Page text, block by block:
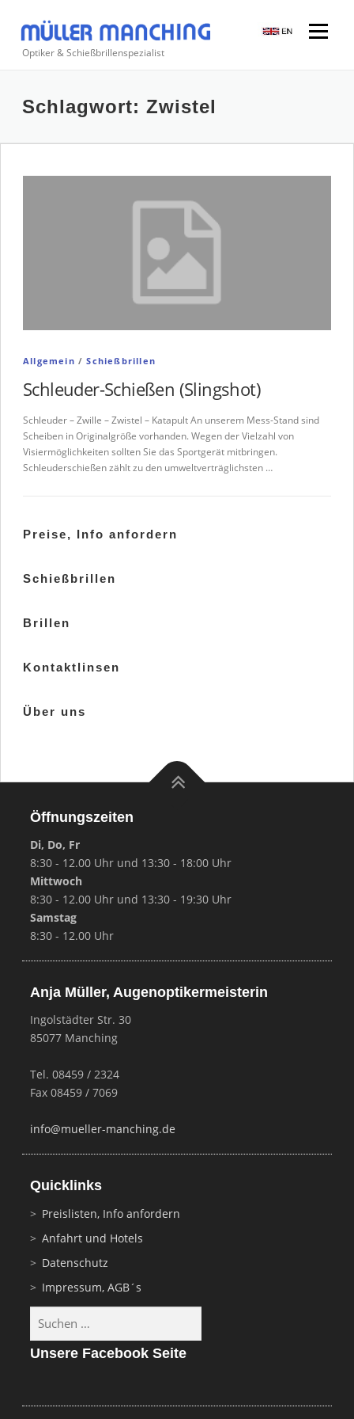
Inhalt
springen
Optiker & Schießbrillenspezialist
Menü
Schlagwort: Zwistel
Allgemein /Schießbrillen
Schleuder-Schießen (Slingshot)
Schleuder – Zwille – Zwistel – Katapult An unserem Mess-Stand sind
Scheiben in Originalgröße vorhanden. Wegen der Vielzahl von
Visiermöglichkeiten sollten Sie das Sportgerät mitbringen.
Schleuderschießen zählt zu den umweltverträglichsten …
Preise, Info anfordern
Schießbrillen
Brillen
Kontaktlinsen
Über uns
Öffnungszeiten
Di, Do, Fr
8:30 - 12.00 Uhr und 13:30 - 18:00 Uhr
Mittwoch
8:30 - 12.00 Uhr und 13:30 - 19:30 Uhr
Samstag
8:30 - 12.00 Uhr
Anja Müller, Augenoptikermeisterin
Ingolstädter Str. 30
85077 Manching
Tel. 08459 / 2324
Fax 08459 / 7069
info@mueller-manching.de
Quicklinks
Preislisten, Info anfordern
Anfahrt und Hotels
Datenschutz
Impressum, AGB´s
nach:
Unsere Facebook Seite